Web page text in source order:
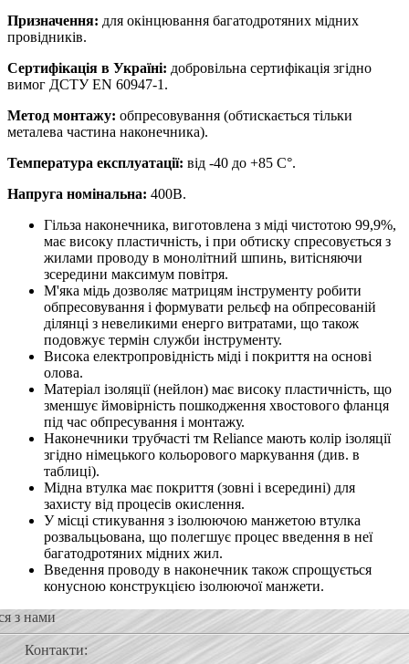
Призначення: для окінцювання багатодротяних мідних
провідників.
Сертифікація в Україні: добровільна сертифікація згідно
вимог ДСТУ EN 60947-1.
Метод монтажу: обпресовування (обтискається тільки
металева частина наконечника).
Температура експлуатації: від -40 до +85 С°.
Напруга номінальна: 400В.
Гільза наконечника, виготовлена ​​з міді чистотою 99,9%,
має високу пластичність, і при обтиску спресовується з
жилами проводу в монолітний шпинь, витісняючи
зсередини максимум повітря.
М'яка мідь дозволяє матрицям інструменту робити
обпресовування і формувати рельєф на обпресованій
ділянці з невеликими енерго витратами, що також
подовжує термін служби інструменту.
Висока електропровідність міді і покриття на основі
олова.
Матеріал ізоляції (нейлон) має високу пластичність, що
зменшує ймовірність пошкодження хвостового фланця
під час обпресування і монтажу.
Наконечники трубчасті тм Reliance мають колір ізоляції
згідно німецького кольорового маркування (див. в
таблиці).
Мідна втулка має покриття (зовні і всередині) для
захисту від процесів окислення.
У місці стикування з ізолюючою манжетою втулка
розвальцьована, що полегшує процес введення в неї
багатодротяних мідних жил.
Введення проводу в наконечник також спрощується
конусною конструкцією ізолюючої манжети.
з нами
Контакти: